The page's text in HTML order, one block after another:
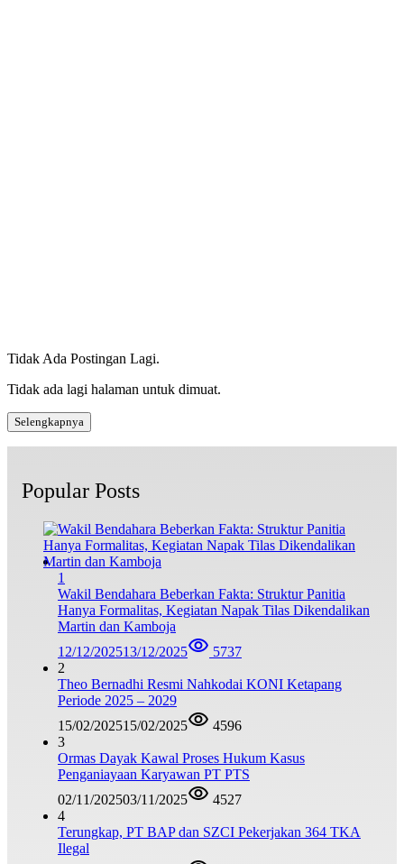
Tidak Ada Postingan Lagi.
Tidak ada lagi halaman untuk dimuat.
Selengkapnya
Popular Posts
1
Wakil Bendahara Beberkan Fakta: Struktur Panitia
Hanya Formalitas, Kegiatan Napak Tilas Dikendalikan
Martin dan Kamboja
12/12/202513/12/2025
5737
2
Theo Bernadhi Resmi Nahkodai KONI Ketapang
Periode 2025 – 2029
15/02/202515/02/2025
4596
3
Ormas Dayak Kawal Proses Hukum Kasus
Penganiayaan Karyawan PT PTS
02/11/202503/11/2025
4527
4
Terungkap, PT BAP dan SZCI Pekerjakan 364 TKA
Ilegal